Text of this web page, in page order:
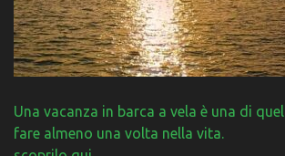
Una vacanza in barca a vela è una di
fare almeno una volta nella vita.